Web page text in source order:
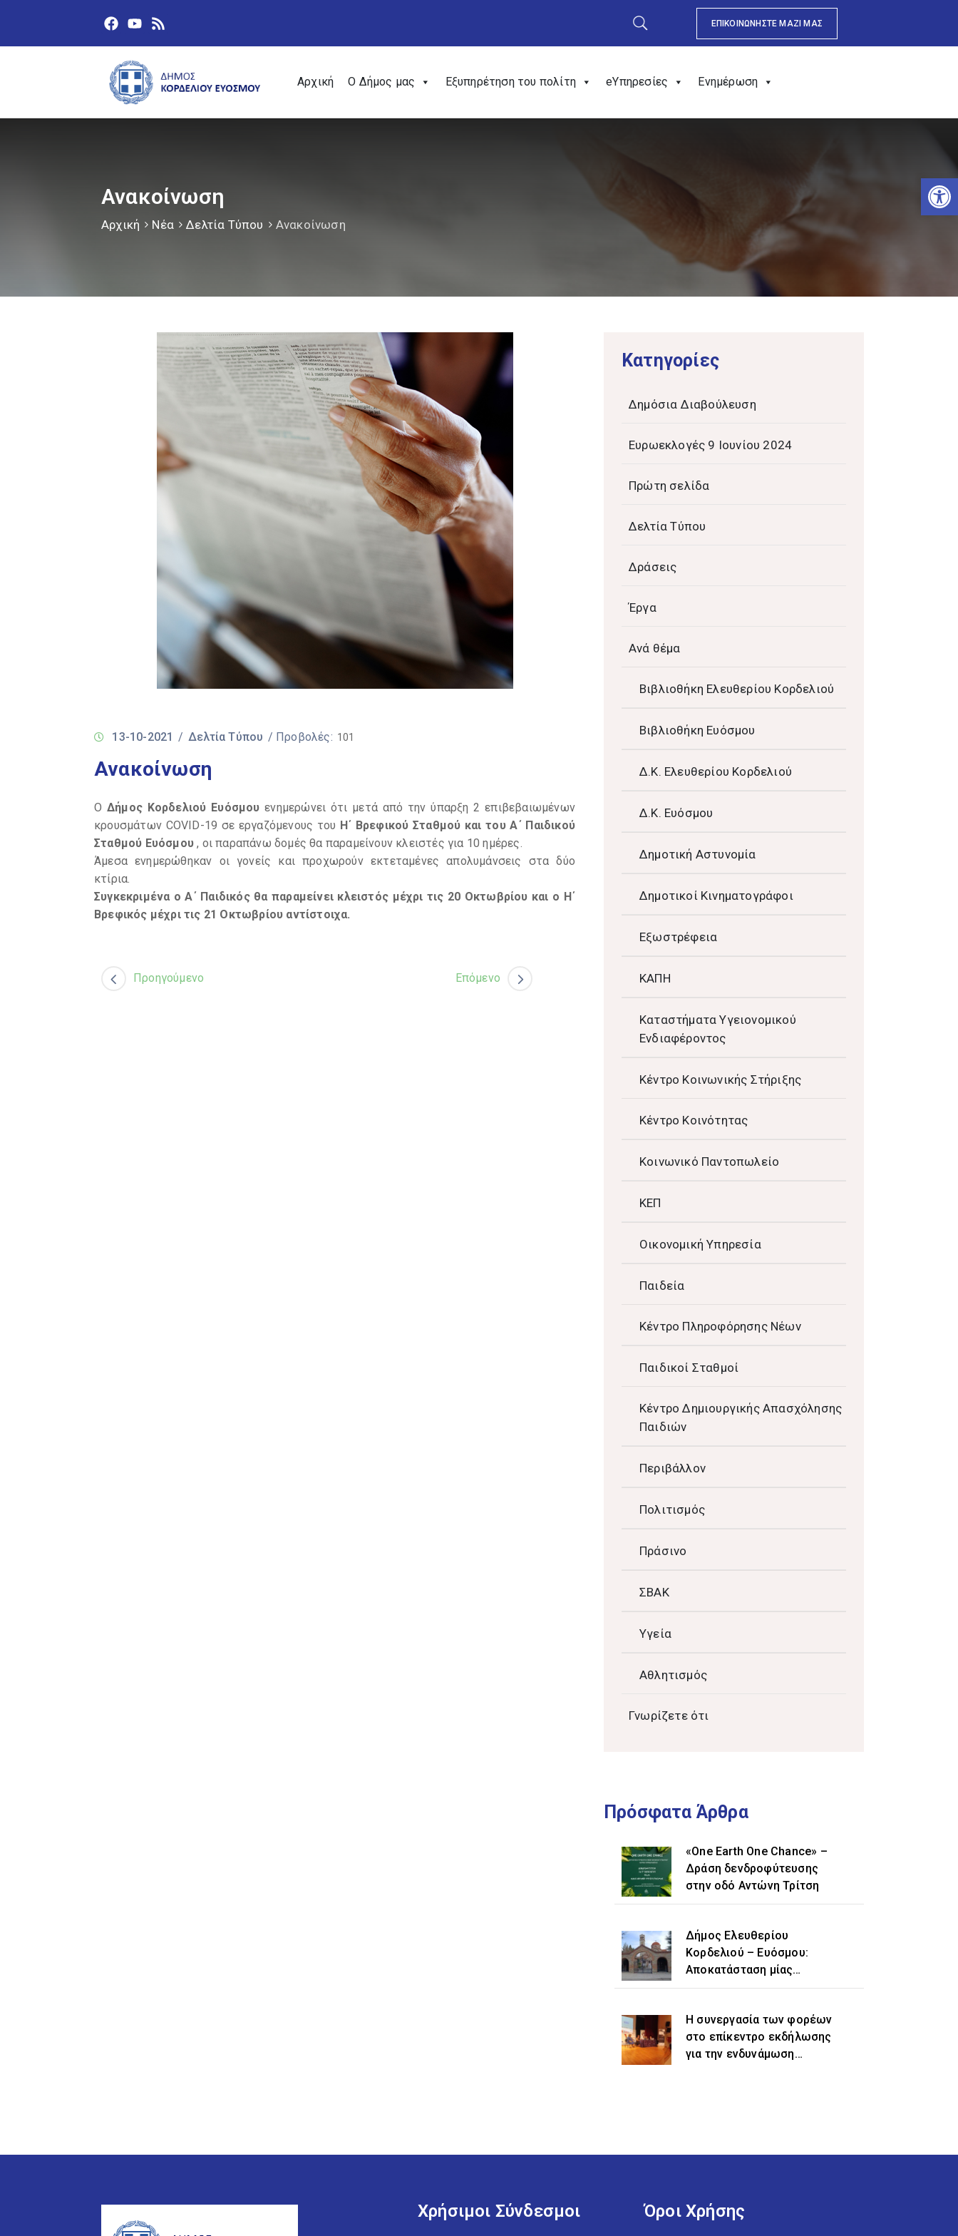
ΕΠΙΚΟΙΝΩΝΗΣΤΕ ΜΑΖΙ ΜΑΣ
Αρχική Ο Δήμος μας Εξυπηρέτηση του πολίτη eΥπηρεσίες Ενημέρωση
Ανακοίνωση
Αρχική Νέα Δελτία Τύπου Ανακοίνωση
13-10-2021 / Δελτία Τύπου / Προβολές: 101
Ανακοίνωση
Ο Δήμος Κορδελιού Ευόσμου ενημερώνει ότι μετά από την ύπαρξη 2 επιβεβαιωμένων
κρουσμάτων COVID-19 σε εργαζόμενους του Η΄ Βρεφικού Σταθμού και του Α΄ Παιδικού
Σταθμού Ευόσμου, οι παραπάνω δομές θα παραμείνουν κλειστές για 10 ημέρες.
Άμεσα ενημερώθηκαν οι γονείς και προχωρούν εκτεταμένες απολυμάνσεις στα δύο
κτίρια.
Συγκεκριμένα ο Α΄ Παιδικός θα παραμείνει κλειστός μέχρι τις 20 Οκτωβρίου και ο Η΄
Βρεφικός μέχρι τις 21 Οκτωβρίου αντίστοιχα.
Προηγούμενο Επόμενο
Kατηγορίες
Δημόσια Διαβούλευση
Ευρωεκλογές 9 Ιουνίου 2024
Πρώτη σελίδα
Δελτία Τύπου
Δράσεις
Έργα
Ανά θέμα
Βιβλιοθήκη Ελευθερίου Κορδελιού
Βιβλιοθήκη Ευόσμου
Δ.Κ. Ελευθερίου Κορδελιού
Δ.Κ. Ευόσμου
Δημοτική Αστυνομία
Δημοτικοί Κινηματογράφοι
Εξωστρέφεια
ΚΑΠΗ
Καταστήματα Υγειονομικού
Ενδιαφέροντος
Κέντρο Κοινωνικής Στήριξης
Κέντρο Κοινότητας
Κοινωνικό Παντοπωλείο
ΚΕΠ
Οικονομική Υπηρεσία
Παιδεία
Κέντρο Πληροφόρησης Νέων
Παιδικοί Σταθμοί
Κέντρο Δημιουργικής Απασχόλησης
Παιδιών
Περιβάλλον
Πολιτισμός
Πράσινο
ΣΒΑΚ
Υγεία
Αθλητισμός
Γνωρίζετε ότι
Πρόσφατα Άρθρα
«One Earth One Chance» –
Δράση δενδροφύτευσης
στην οδό Αντώνη Τρίτση
Δήμος Ελευθερίου
Κορδελιού – Ευόσμου:
Αποκατάσταση μίας
ιστορικής αδικίας η
«Ελευθέριο» στην
ονομασία του δήμου
Η συνεργασία των φορέων
στο επίκεντρο εκδήλωσης
για την ενδυνάμωση
Χρήσιμοι Σύνδεσμοι Όροι Χρήσης